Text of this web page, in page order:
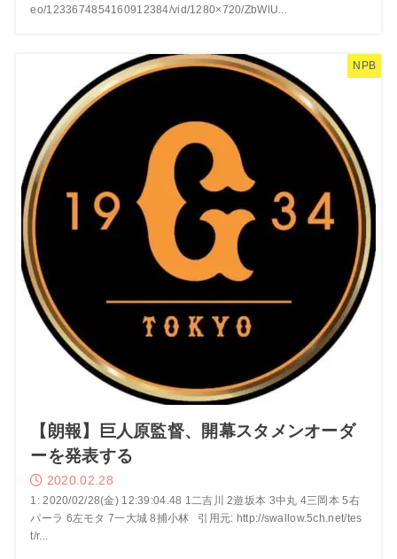
eo/1233674854160912384/vid/1280×720/ZbWlU...
NPB
【朗報】巨人原監督、開幕スタメンオーダ
ーを発表する
2020.02.28
1: 2020/02/28(金) 12:39:04.48 1二吉川 2遊坂本 3中丸 4三岡本 5右
パーラ 6左モタ 7一大城 8捕小林 引用元: http://swallow.5ch.net/tes
t/r...